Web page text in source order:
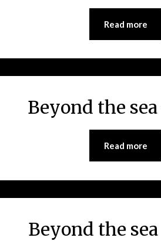
Read more
Beyond the
Read more
Beyond the